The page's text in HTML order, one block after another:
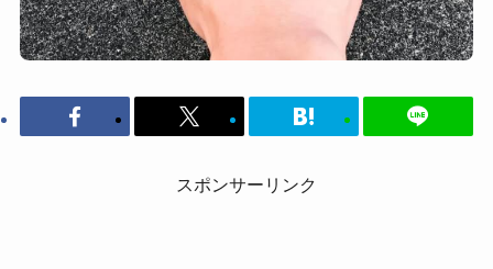
スポンサーリンク